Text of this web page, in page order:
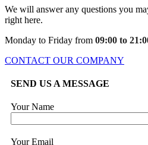
We will answer any questions you
right here.
Monday to Friday from 09:00 to
CONTACT OUR COMPANY
SEND US A MESSAGE
Your Name
Your Email